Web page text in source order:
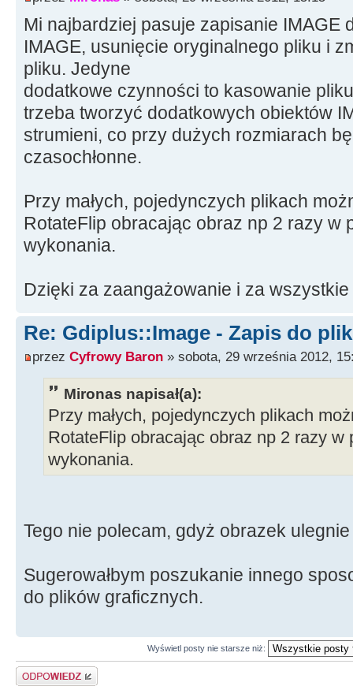
Mi najbardziej pasuje zapisanie IMAGE
IMAGE, usunięcie oryginalnego pliku i
pliku. Jedyne
dodatkowe czynności to kasowanie
trzeba tworzyć dodatkowych obiektów
strumieni, co przy dużych rozmiarach
czasochłonne.
Przy małych, pojedynczych plikach
RotateFlip obracając obraz np 2 razy w
wykonania.
Dzięki za zaangażowanie i za wszystkie
Re: Gdiplus::Image - Zapis do
przez Cyfrowy Baron » sobota, 29 września 2012,
Mironas napisał(a):
Przy małych, pojedynczych plikach
RotateFlip obracając obraz np 2 razy w
wykonania.
Tego nie polecam, gdyż obrazek
Sugerowałbym poszukanie innego
do plików graficznych.
Wyświetl posty nie starsze niż:
Odpowiedz